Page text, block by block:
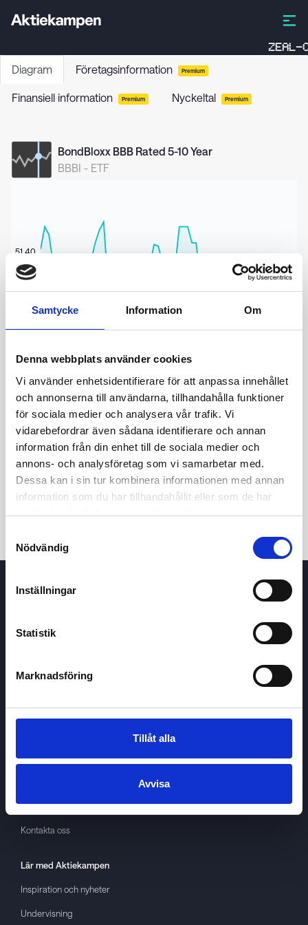
Samtycke Information Om
Denna webbplats använder cookies
Vi använder enhetsidentifierare för att anpassa innehållet
och annonserna till användarna, tillhandahålla funktioner
för sociala medier och analysera vår trafik. Vi
vidarebefordrar även sådana identifierare och annan
information från din enhet till de sociala medier och
annons- och analysföretag som vi samarbetar med.
Dessa kan i sin tur kombinera informationen med annan
information som du har tillhandahållit eller som de har
samlat in när du har använt deras tjänster.
Nödvändig
Inställningar
Statistik
Marknadsföring
Tillåt alla
Avvisa
ZEAL-C
Diagram Företagsinformation Premium
Finansiell information Premium Nyckeltal Premium
BondBloxx BBB Rated 5-10 Year
BBBI - ETF
50,60
51,00
51,40
7 maj 2026 23 juni 2026
24t 7d 1m 3m 1å 5å
Köp / Sälj
OmAktiekampen
About cookies
GDPR
Kontakta oss
Lär med Aktiekampen
Inspiration och nyheter
Undervisning